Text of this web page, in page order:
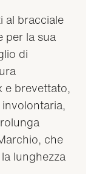
al bracciale
per la sua
di
e brevettato,
che
lunghezza